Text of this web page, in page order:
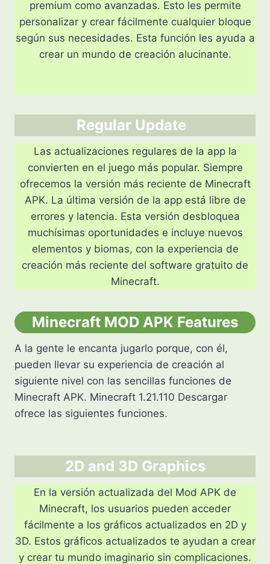
premium como avanzadas. Esto les permite
personalizar y crear fácilmente cualquier bloque
según sus necesidades. Esta función les ayuda a
crear un mundo de creación alucinante.
Regular Update
Las actualizaciones regulares de la app la
convierten en el juego más popular. Siempre
ofrecemos la versión más reciente de Minecraft
APK. La última versión de la app está libre de
errores y latencia. Esta versión desbloquea
muchísimas oportunidades e incluye nuevos
elementos y biomas, con la experiencia de
creación más reciente del software gratuito de
Minecraft.
Minecraft MOD APK Features
A la gente le encanta jugarlo porque, con él,
pueden llevar su experiencia de creación al
siguiente nivel con las sencillas funciones de
Minecraft APK. Minecraft 1.21.110 Descargar
ofrece las siguientes funciones.
2D and 3D Graphics
En la versión actualizada del Mod APK de
Minecraft, los usuarios pueden acceder
fácilmente a los gráficos actualizados en 2D y
3D. Estos gráficos actualizados te ayudan a crear
y crear tu mundo imaginario sin complicaciones.